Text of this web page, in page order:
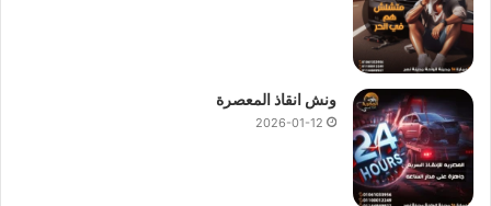
ونش انقاذ المعصرة
2026-01-12